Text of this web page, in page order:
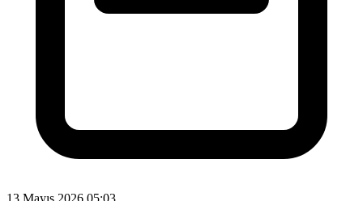
13 Mayıs 2026 05:03